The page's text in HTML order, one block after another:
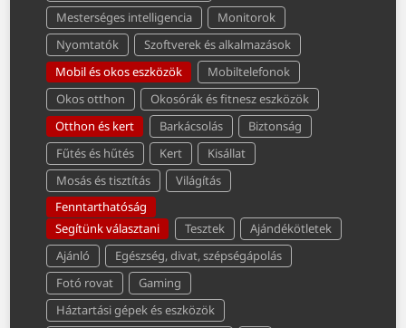
Mesterséges intelligencia
Monitorok
Nyomtatók
Szoftverek és alkalmazások
Mobil és okos eszközök
Mobiltelefonok
Okos otthon
Okosórák és fitnesz eszközök
Otthon és kert
Barkácsolás
Biztonság
Fűtés és hűtés
Kert
Kisállat
Mosás és tisztítás
Világítás
Fenntarthatóság
Segítünk választani
Tesztek
Ajándékötletek
Ajánló
Egészség, divat, szépségápolás
Fotó rovat
Gaming
Háztartási gépek és eszközök